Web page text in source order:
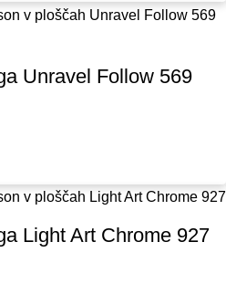
Unravel Follow 569
Light Art Chrome 927